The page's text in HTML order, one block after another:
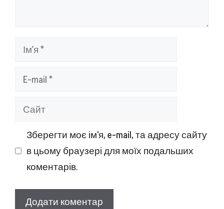
Ім’я
Сайт
Зберегти моє ім'я, e-mail, та адресу сайту
в цьому браузері для моїх подальших
коментарів.